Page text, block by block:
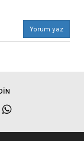
Yorum yaz